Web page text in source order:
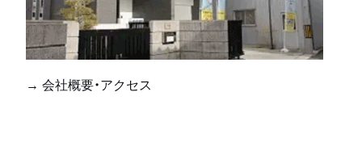
→ 会社概要・アクセス